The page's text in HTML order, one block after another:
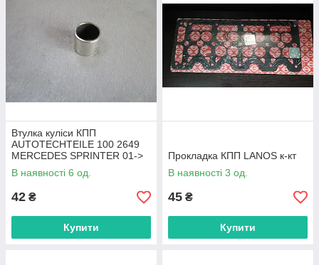
Втулка куліси КПП
AUTOTECHTEILE 100 2649
MERCEDES SPRINTER 01->
В наявності 6 од.
42 ₴
Купити
Прокладка КПП LANOS к-кт
В наявності 3 од.
45 ₴
Купити